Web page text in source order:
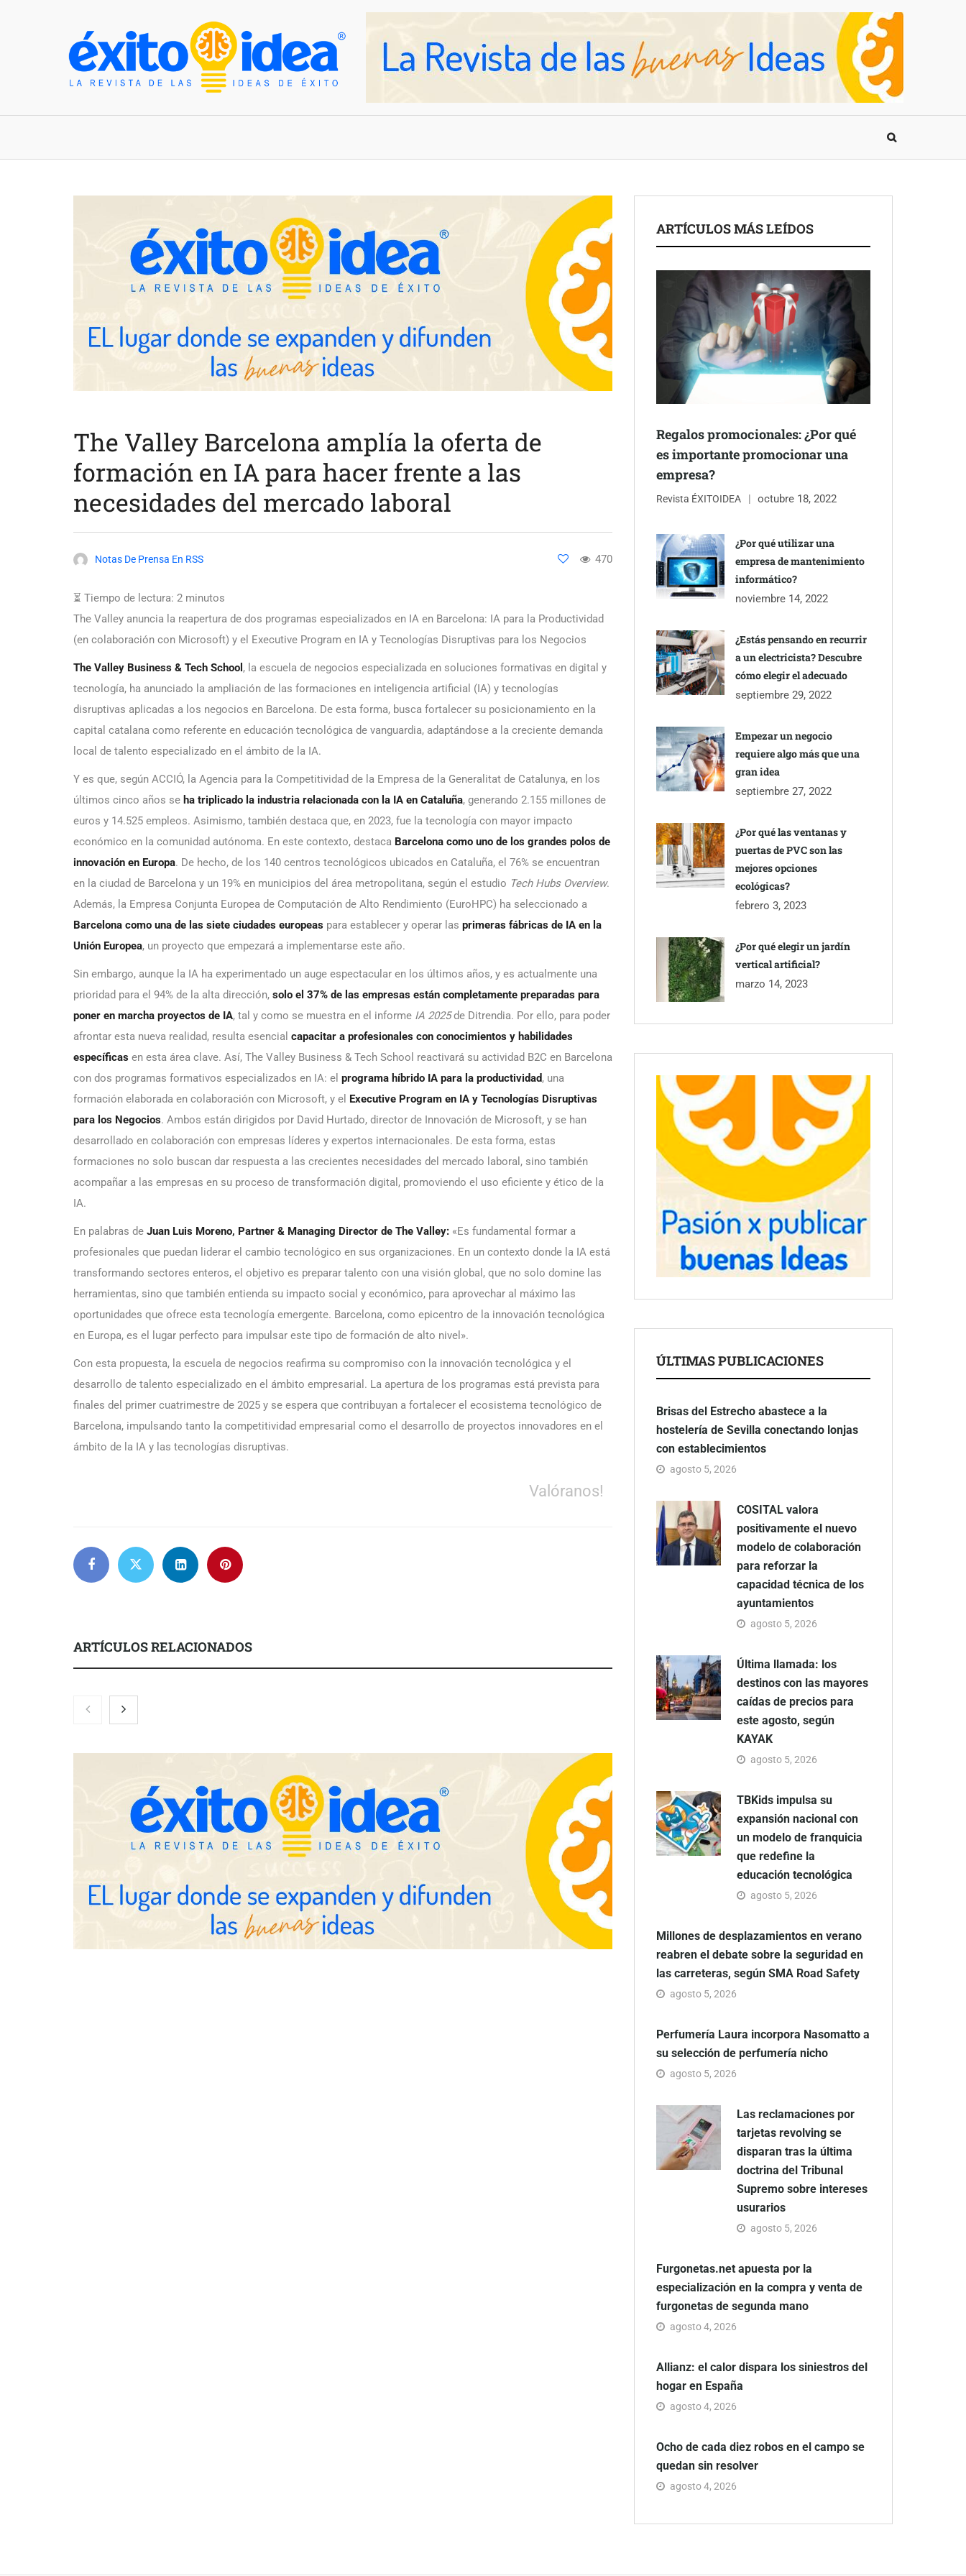
The Valley Barcelona amplía la oferta de
formación en IA para hacer frente a las
necesidades del mercado laboral
Notas De Prensa En RSS 470
⏳ Tiempo de lectura: 2 minutos
The Valley anuncia la reapertura de dos programas especializados en IA en Barcelona: IA para la Productividad
(en colaboración con Microsoft) y el Executive Program en IA y Tecnologías Disruptivas para los Negocios
The Valley Business & Tech School , la escuela de negocios especializada en soluciones formativas en digital y
tecnología, ha anunciado la ampliación de las formaciones en inteligencia artificial (IA) y tecnologías
disruptivas aplicadas a los negocios en Barcelona. De esta forma, busca fortalecer su posicionamiento en la
capital catalana como referente en educación tecnológica de vanguardia, adaptándose a la creciente demanda
local de talento especializado en el ámbito de la IA.
Y es que, según ACCIÓ, la Agencia para la Competitividad de la Empresa de la Generalitat de Catalunya, en los
últimos cinco años se ha triplicado la industria relacionada con la IA en Cataluña, generando 2.155 millones de
euros y 14.525 empleos. Asimismo, también destaca que, en 2023, fue la tecnología con mayor impacto
económico en la comunidad autónoma. En este contexto, destaca Barcelona como uno de los grandes polos de
innovación en Europa. De hecho, de los 140 centros tecnológicos ubicados en Cataluña, el 76% se encuentran
en la ciudad de Barcelona y un 19% en municipios del área metropolitana, según el estudio Tech Hubs Overview.
Además, la Empresa Conjunta Europea de Computación de Alto Rendimiento (EuroHPC) ha seleccionado a
Barcelona como una de las siete ciudades europeas para establecer y operar las primeras fábricas de IA en la
Unión Europea, un proyecto que empezará a implementarse este año.
Sin embargo, aunque la IA ha experimentado un auge espectacular en los últimos años, y es actualmente una
prioridad para el 94% de la alta dirección, solo el 37% de las empresas están completamente preparadas para
poner en marcha proyectos de IA, tal y como se muestra en el informe IA 2025de Ditrendia. Por ello, para poder
afrontar esta nueva realidad, resulta esencial capacitar a profesionales con conocimientos y habilidades
específicas en esta área clave. Así, The Valley Business & Tech School reactivará su actividad B2C en Barcelona
con dos programas formativos especializados en IA: el programa híbrido IA para la productividad, una
formación elaborada en colaboración con Microsoft, y el
Executive Program en IA y Tecnologías Disruptivas
para los Negocios. Ambos están dirigidos por David Hurtado, director de Innovación de Microsoft, y se han
desarrollado en colaboración con empresas líderes y expertos internacionales. De esta forma, estas
formaciones no solo buscan dar respuesta a las crecientes necesidades del mercado laboral, sino también
acompañar a las empresas en su proceso de transformación digital, promoviendo el uso eficiente y ético de la
IA.
En palabras de Juan Luis Moreno, Partner & Managing Director de The Valley: «Es fundamental formar a
profesionales que puedan liderar el cambio tecnológico en sus organizaciones. En un contexto donde la IA está
transformando sectores enteros, el objetivo es preparar talento con una visión global, que no solo domine las
herramientas, sino que también entienda su impacto social y económico, para aprovechar al máximo las
oportunidades que ofrece esta tecnología emergente. Barcelona, como epicentro de la innovación tecnológica
en Europa, es el lugar perfecto para impulsar este tipo de formación de alto nivel».
Con esta propuesta, la escuela de negocios reafirma su compromiso con la innovación tecnológica y el
desarrollo de talento especializado en el ámbito empresarial. La apertura de los programas está prevista para
finales del primer cuatrimestre de 2025 y se espera que contribuyan a fortalecer el ecosistema tecnológico de
Barcelona, impulsando tanto la competitividad empresarial como el desarrollo de proyectos innovadores en el
ámbito de la IA y las tecnologías disruptivas.
Valóranos!
ARTÍCULOS RELACIONADOS
Brisas del Estrecho abastece a la
hostelería de Sevilla conectando
COSITAL valora positivamente el
nuevo modelo de colaboración
para reforzar la capacidad técnica
Última llamada: los destinos con
las mayores caídas de precios para
este agosto, según KAYAK
Millones de desplazamientos en
verano reabren el debate sobre la
seguridad en las carreteras, según
Perfumería Laura incorpora
Nasomatto a su selección de
ARTÍCULOS MÁS LEÍDOS
Regalos promocionales: ¿Por qué
es importante promocionar una
empresa?
Revista ÉXITOIDEA octubre 18, 2022
¿Por qué utilizar una
empresa de mantenimiento
informático?
noviembre 14, 2022
¿Estás pensando en recurrir
a un electricista? Descubre
cómo elegir el adecuado
septiembre 29, 2022
Empezar un negocio
requiere algo más que una
gran idea
septiembre 27, 2022
¿Por qué las ventanas y
puertas de PVC son las
mejores opciones
ecológicas?
febrero 3, 2023
¿Por qué elegir un jardín
vertical artificial?
marzo 14, 2023
ÚLTIMAS PUBLICACIONES
Brisas del Estrecho abastece a la
hostelería de Sevilla conectando lonjas
con establecimientos
agosto 5, 2026
COSITAL valora
positivamente el nuevo
modelo de colaboración
para reforzar la
capacidad técnica de los
ayuntamientos
agosto 5, 2026
Última llamada: los
destinos con las mayores
caídas de precios para
este agosto, según
KAYAK
agosto 5, 2026
TBKids impulsa su
expansión nacional con
un modelo de franquicia
que redefine la
educación tecnológica
agosto 5, 2026
Millones de desplazamientos en verano
reabren el debate sobre la seguridad en
las carreteras, según SMA Road Safety
agosto 5, 2026
Perfumería Laura incorpora Nasomatto a
su selección de perfumería nicho
agosto 5, 2026
Las reclamaciones por
tarjetas revolving se
disparan tras la última
doctrina del Tribunal
Supremo sobre intereses
usurarios
agosto 5, 2026
Furgonetas.net apuesta por la
especialización en la compra y venta de
furgonetas de segunda mano
agosto 4, 2026
Allianz: el calor dispara los siniestros del
hogar en España
agosto 4, 2026
Ocho de cada diez robos en el campo se
quedan sin resolver
agosto 4, 2026